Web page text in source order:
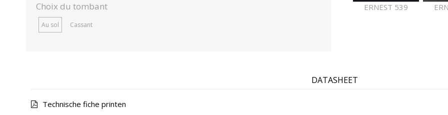
Choix du tombant
Au sol Cassant
ERNEST 539
DATASHEET
Technische fiche printen